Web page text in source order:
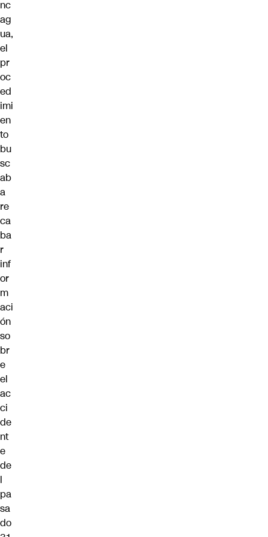
nc
ag
ua,
el
pr
oc
ed
imi
en
to
bu
sc
ab
a
re
ca
ba
r
inf
or
m
aci
ón
so
br
e
el
ac
ci
de
nt
e
de
l
pa
sa
do